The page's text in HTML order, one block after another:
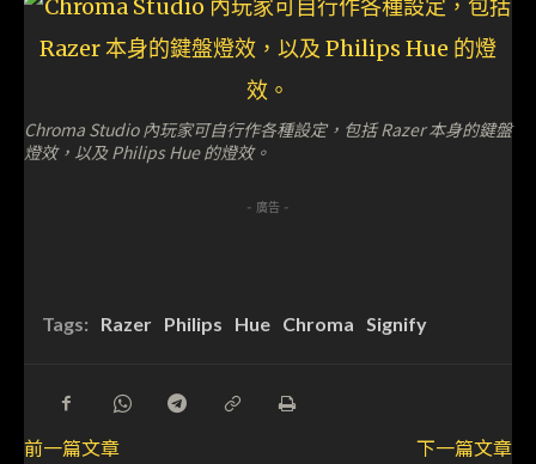
Chroma Studio 內玩家可自行作各種設定，包括 Razer 本身的鍵盤
燈效，以及 Philips Hue 的燈效。
- 廣告 -
Tags: Razer Philips Hue Chroma Signify
前一篇文章
下一篇文章